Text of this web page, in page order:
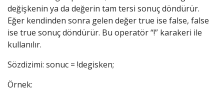
değişkenin ya da değerin tam tersi sonuç döndürür.
Eğer kendinden sonra gelen değer true ise false, false
ise true sonuç döndürür. Bu operatör “!” karakeri ile
kullanılır.
Sözdizimi: sonuc = !degisken;
Örnek: